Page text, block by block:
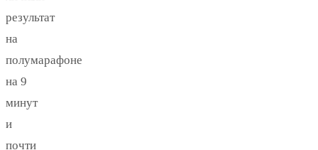
результат
на
полумарафоне
на 9
минут
и
почти